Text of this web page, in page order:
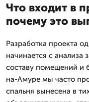
Что входит в
почему это
Разработка проекта
начинается с
составу помещений и
на-Амуре мы часто
спальня вынесена в